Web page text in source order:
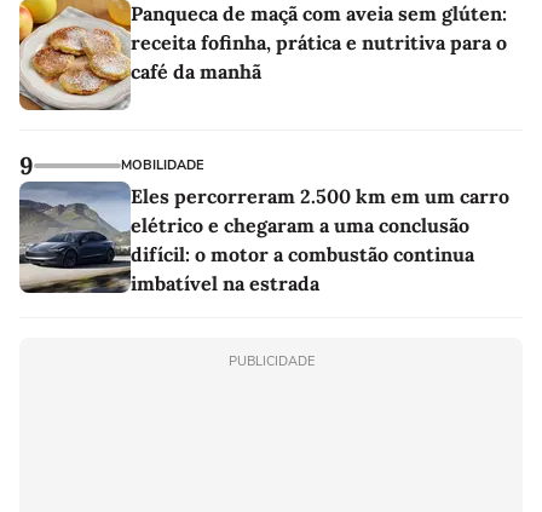
Panqueca de maçã com aveia sem glúten:
receita fofinha, prática e nutritiva para o
café da manhã
9 MOBILIDADE
Eles percorreram 2.500 km em um carro
elétrico e chegaram a uma conclusão
difícil: o motor a combustão continua
imbatível na estrada
PUBLICIDADE